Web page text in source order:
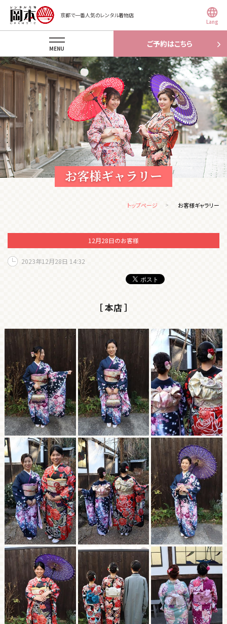
京都で一番人気のレンタル着物店
Lang
ご予約はこちら
MENU
お客様ギャラリー
トップページ お客様ギャラリー
12月28日のお客様
2023年12月28日 14:32
［ 本店 ］